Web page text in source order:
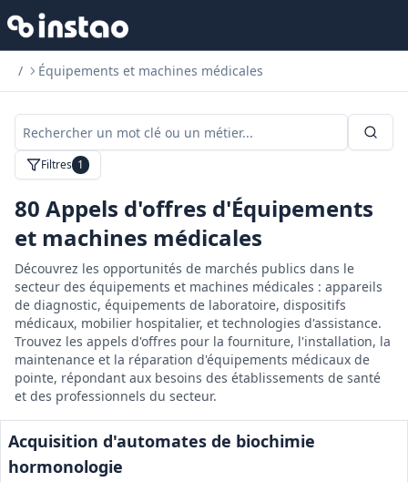
/ Équipements et machines médicales
Filtres 1
80 Appels d'offres d'Équipements
et machines médicales
Découvrez les opportunités de marchés publics dans le
secteur des équipements et machines médicales : appareils
de diagnostic, équipements de laboratoire, dispositifs
médicaux, mobilier hospitalier, et technologies d'assistance.
Trouvez les appels d'offres pour la fourniture, l'installation, la
maintenance et la réparation d'équipements médicaux de
pointe, répondant aux besoins des établissements de santé
et des professionnels du secteur.
Acquisition d'automates de biochimie
hormonologie